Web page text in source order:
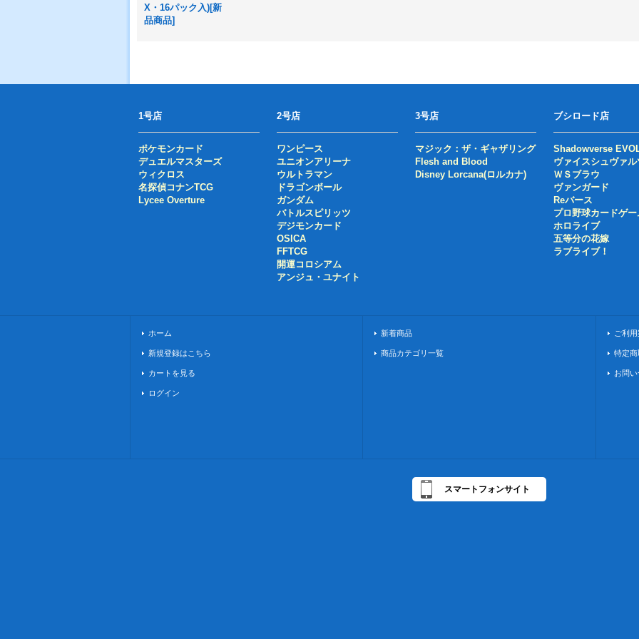
X・16パック入)[新
品商品]
1号店
ポケモンカード
デュエルマスターズ
ウィクロス
名探偵コナンTCG
Lycee Overture
2号店
ワンピース
ユニオンアリーナ
ウルトラマン
ドラゴンボール
ガンダム
バトルスピリッツ
デジモンカード
OSICA
FFTCG
開運コロシアム
アンジュ・ユナイト
3号店
マジック：ザ・ギャザリング
Flesh and Blood
Disney Lorcana(ロルカナ)
ブシロード店
Shadowverse
ヴァイスシュヴァル
ＷＳブラウ
ヴァンガード
Reバース
プロ野球カードゲー
ホロライブ
五等分の花嫁
ラブライブ！
ホーム
新規登録はこちら
カートを見る
ログイン
新着商品
商品カテゴリ一覧
ご利
特定
お問
スマートフォンサイト